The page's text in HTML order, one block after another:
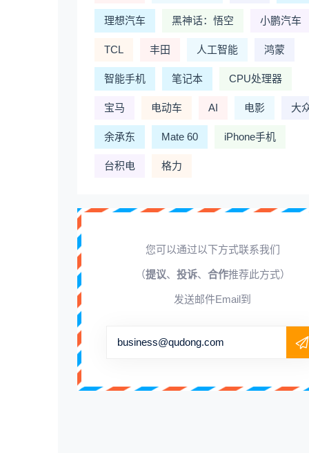
理想汽车 黑神话：悟空 小鹏汽车
TCL 丰田 人工智能 鸿蒙
智能手机 笔记本 CPU处理器
宝马 电动车 AI 电影 大
余承东 Mate 60 iPhone手机
台积电 格力
您可以通过以下方式联系我们
（提议、 投诉、 合作推荐此方式）
发送邮件Email到
business@qudong.com